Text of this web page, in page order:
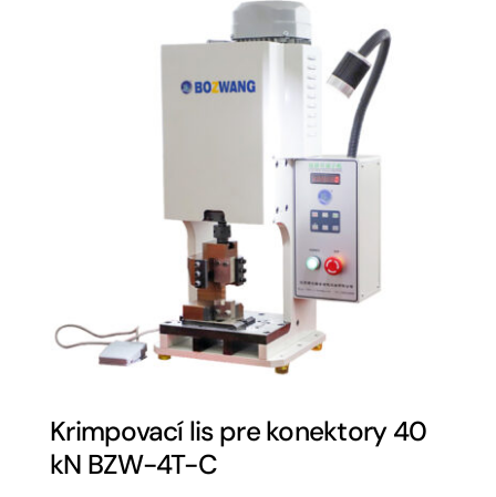
Krimpovací lis pre konektory 40
kN BZW-4T-C